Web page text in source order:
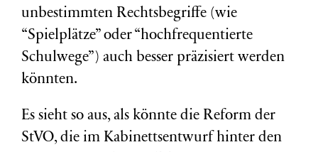
unbestimmten Rechtsbegriffe (wie
“Spielplätze” oder “hochfrequentierte
Schulwege”) auch besser präzisiert werden
könnten.
Es sieht so aus, als könnte die Reform der
StVO, die im Kabinettsentwurf hinter den